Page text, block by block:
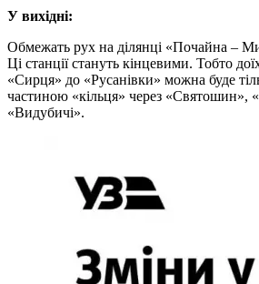
У вихідні:
Обмежать рух на ділянці «Почайна –
Ці станції стануть кінцевими. Тобто
«Сирця» до «Русанівки» можна буде
частиною «кільця» через «Святошин»,
«Видубичі».